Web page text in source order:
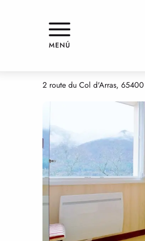
MENÚ
APPARTEMENT
2 route du Col d'Arras, 65400